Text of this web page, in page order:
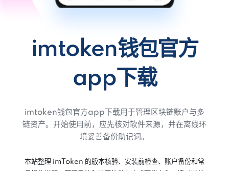
imtoken钱包官方
app下载
imtoken钱包官方app下载用于管理区块链账户与多
链资产。开始使用前，应先核对软件来源，并在离线环
境妥善备份助记词。
本站整理 imToken 的版本核验、安装前检查、账户备份和常